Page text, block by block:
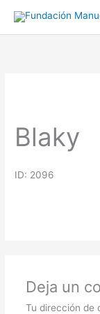
Blaky
ID: 2096
Deja un
Tu dirección de